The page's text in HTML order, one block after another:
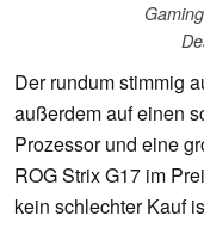
Der rundum stimmig
außerdem auf einen
Prozessor und eine
ROG Strix G17 im
kein schlechter Kauf